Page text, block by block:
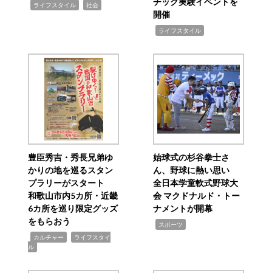
ライフスタイル 社会
開催
ライフスタイル
豊臣秀吉・秀長兄弟ゆ
かりの地を巡るスタン
プラリーがスタート
和歌山市内5カ所・近畿
6カ所を巡り限定グッズ
をもらおう
カルチャー
ライフスタイ
ル
始球式の杉谷拳士さ
ん、野球に熱い思い
全日本学童軟式野球大
会 マクドナルド・トー
ナメントが開幕
スポーツ